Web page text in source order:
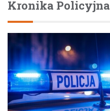
Kronika Policyjna